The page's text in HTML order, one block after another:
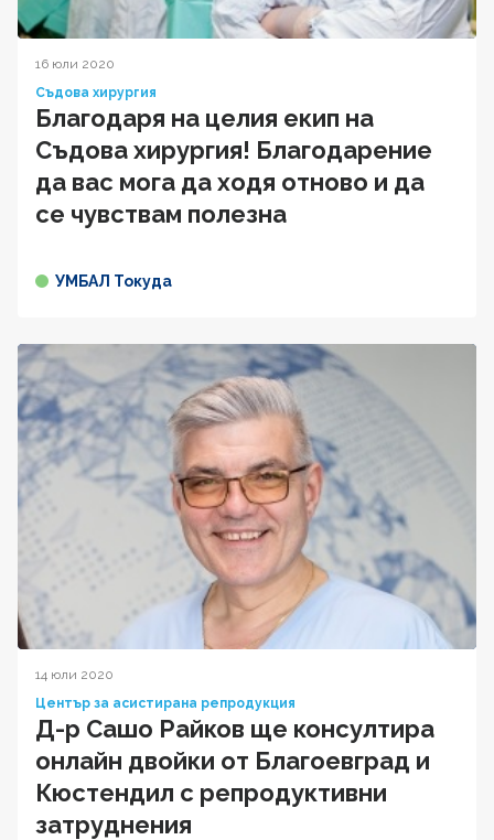
16 юли 2020
Съдова хирургия
Благодаря на целия екип на
Съдова хирургия! Благодарение
да вас мога да ходя отново и да
се чувствам полезна
УМБАЛ Токуда
14 юли 2020
Център за асистирана репродукция
Д-р Сашо Райков ще консултира
онлайн двойки от Благоевград и
Кюстендил с репродуктивни
затруднения